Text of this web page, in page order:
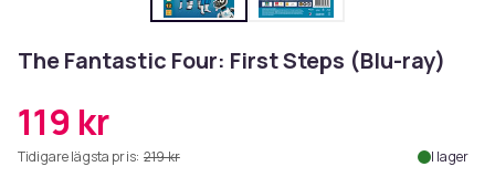
The Fantastic Four: First Steps (Blu-ray)
119 kr
Tidigare lägsta pris: 219 kr I lager